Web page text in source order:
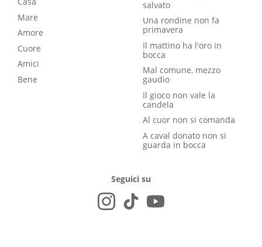
Mare
Amore
Cuore
Amici
Bene
salvato
Una rondine non fa
primavera
Il mattino ha l'oro in
bocca
Mal comune, mezzo
gaudio
Il gioco non vale la
candela
Al cuor non si comanda
A caval donato non si
guarda in bocca
Seguici su